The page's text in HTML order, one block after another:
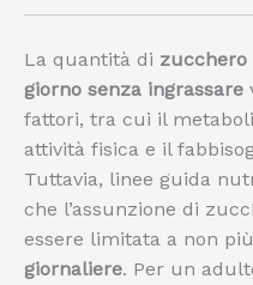
La quantità di zucchero
giorno senza ingrassare
fattori, tra cui il
attività fisica e il
Tuttavia, linee guida
che l’assunzione di
essere limitata a non
giornaliere. Per un